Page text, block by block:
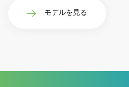
モデルを見る